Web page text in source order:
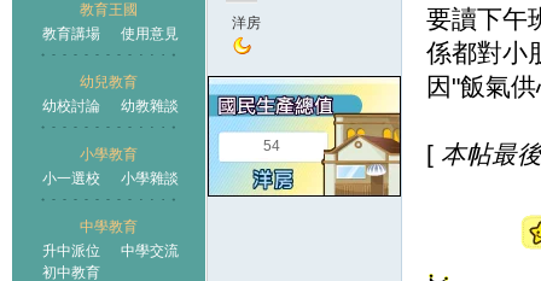
教育王國
教育講場
使用意見
幼兒教育
幼校討論
幼教雜談
小學教育
小一選校
小學雜談
中學教育
升中派位
中學交流
初中教育
王國
洋房
54
要讀下午
係都對小
因"飯氣
[ 本帖最